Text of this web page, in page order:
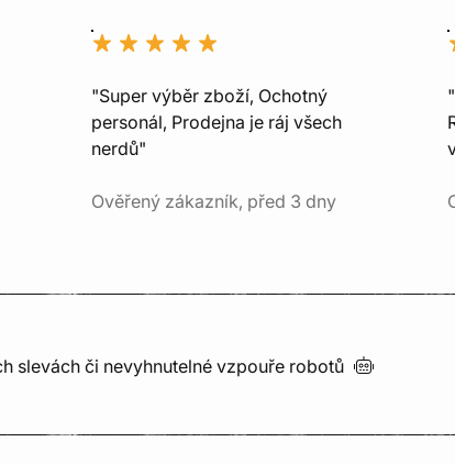
"Super výběr zboží, Ochotný
personál, Prodejna je ráj všech
nerdů"
Ověřený zákazník, před 3 dny
slevách či nevyhnutelné vzpouře robotů